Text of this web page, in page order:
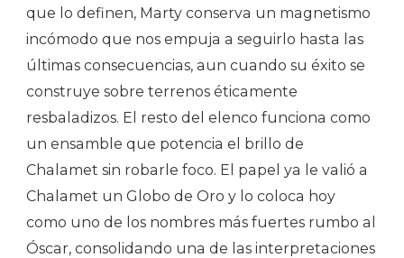
que lo definen, Marty conserva un magnetismo
incómodo que nos empuja a seguirlo hasta las
últimas consecuencias, aun cuando su éxito se
construye sobre terrenos éticamente
resbaladizos. El resto del elenco funciona como
un ensamble que potencia el brillo de
Chalamet sin robarle foco. El papel ya le valió a
Chalamet un Globo de Oro y lo coloca hoy
como uno de los nombres más fuertes rumbo al
Óscar, consolidando una de las interpretaciones